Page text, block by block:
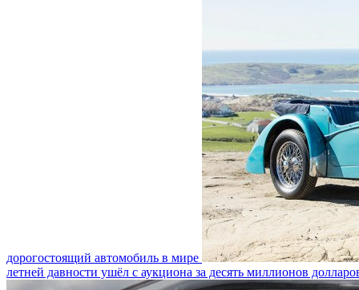
дорогостоящий автомобиль в мире
летней давности ушёл с аукциона за десять миллионов